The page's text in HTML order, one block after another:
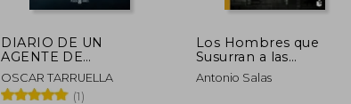
DIARIO DE UN
AGENTE DE
HOMICIDIOS
OSCAR TARRUELLA
(1)
Los Hombres que
Susurran a las
Maquinas
Antonio Salas